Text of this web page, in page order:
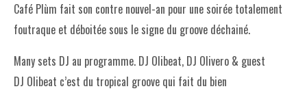
LA CARTE
NOS FOURNISSEUR·EUSE·S
LA LIBRAIRIE
Café Plùm fait son contre nouvel-an pour une soirée totalement
foutraque et déboitée sous le signe du groove déchainé.
Many sets DJ au programme. DJ Olibeat, DJ Olivero & guest
DJ Olibeat c’est du tropical groove qui fait du bien